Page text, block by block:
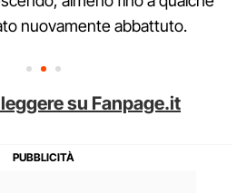
nuovamente abbattuto.
su Fanpage.it